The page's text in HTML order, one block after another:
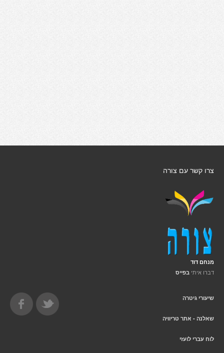
צרו קשר עם צורה
מנחם דוד
דברו איתי בפייס
שיעורי גיטרה
שאלנה - אתר טריוויה
לוח עברי לועזי